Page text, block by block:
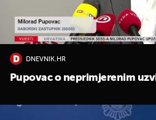
DNEVNIK.HR
Pupovac o neprimjerenim